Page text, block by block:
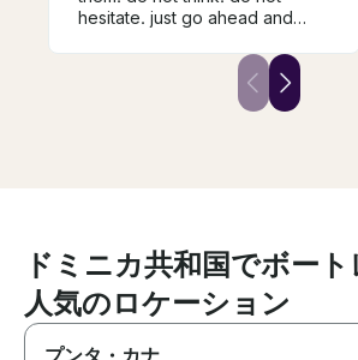
hesitate. just go ahead and
and music was bumping. liquor
was great and the decorations
were amazing. the crew was
ドミニカ共和国でボー
人気のロケーション
プンタ・カナ